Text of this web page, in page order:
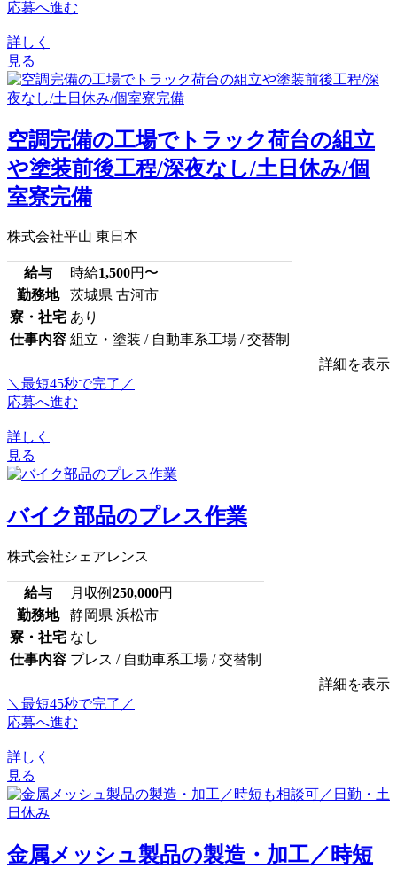
応募へ進む
詳しく
見る
空調完備の工場でトラック荷台の組立
や塗装前後工程/深夜なし/土日休み/個
室寮完備
株式会社平山 東日本
給与 時給1,500円〜
勤務地
茨城県 古河市
寮・社宅 あり
仕事内容 組立・塗装 / 自動車系工場 / 交替制
詳細を表示
＼最短45秒で完了／
応募へ進む
詳しく
見る
バイク部品のプレス作業
株式会社シェアレンス
給与 月収例 250,000円
勤務地
静岡県 浜松市
寮・社宅 なし
仕事内容 プレス / 自動車系工場 / 交替制
詳細を表示
＼最短45秒で完了／
応募へ進む
詳しく
見る
金属メッシュ製品の製造・加工／時短